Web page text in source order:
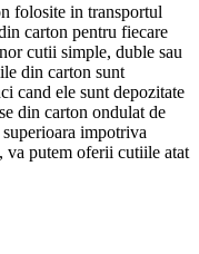
folosite in transportul
carton pentru fiecare
cutii simple, duble sau
din carton sunt
cand ele sunt depozitate
din carton ondulat de
impotriva
va putem oferii cutiile atat